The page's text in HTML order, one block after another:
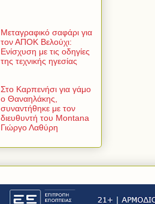
Μεταγραφικό σαφάρι για
τον ΑΠΟΚ Βελούχι:
Ενίσχυση με τις οδηγίες
της τεχνικής ηγεσίας
Στο Καρπενήσι για γάμο
ο Θαναηλάκης,
συναντήθηκε με τον
διευθυντή του Montana
Γιώργο Λαθύρη